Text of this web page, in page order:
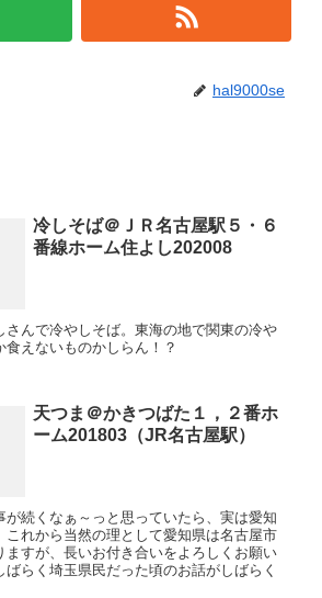
hal9000se
冷しそば＠ＪＲ名古屋駅５・６
番線ホーム住よし202008
さんで冷やしそば。東海の地で関東の冷や
食えないものかしらん！？
天つま＠かきつばた１，２番ホ
ーム201803（JR名古屋駅）
が続くなぁ～っと思っていたら、実は愛知
これから当然の理として愛知県は名古屋市
ますが、長いお付き合いをよろしくお願い
らく埼玉県民だった頃のお話がしばらく